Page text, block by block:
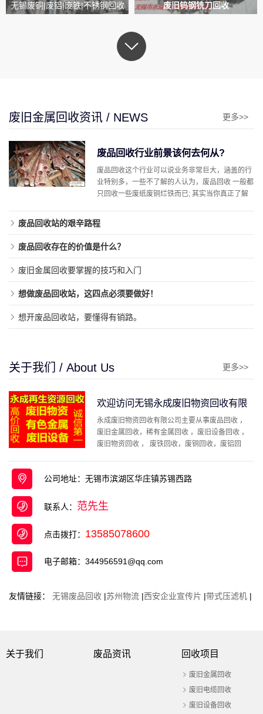
无锡废铜|废铝|废铁|不锈钢回收 废旧钨钢铣刀回收
废旧金属回收资讯 / NEWS 更多>>
废品回收行业前景该何去何从?
废品回收这个行业可以说业务非常巨大，涵盖的行
业特别多，一些不了解的人认为，废品回收 一般都
只回收一些废纸废铜烂铁而已; 其实当你真正了解
废品回收站的艰辛路程
废品回收存在的价值是什么？
废旧金属回收要掌握的技巧和入门
想做废品回收站，这四点必须要做好！
想开废品回收站，要懂得有销路。
关于我们 / About Us 更多>>
欢迎访问无锡永成废旧物资回收有限
公司
永成废旧物资回收有限公司主要从事废品回收 ，
废旧金属回收，稀有金属回收 ，废旧设备回收 ，
废旧物资回收 ， 废铁回收，废铜回收，废铝回
公司地址：无锡市滨湖区华庄镇苏锡西路
联系人： 范先生
点击拨打： 13585078600
电子邮箱：344956591@qq.com
友情链接： 无锡废品回收 |苏州物流 |西安企业宣传片 |带式压滤机 |
关于我们 废品资讯 回收项目
废旧金属回收
废旧电缆回收
废旧设备回收